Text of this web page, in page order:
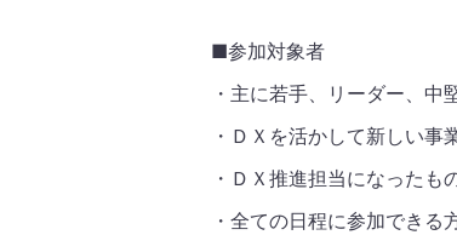
■参加対象者
・主に若手、リーダー、
・ＤＸを活かして新しい事
・ＤＸ推進担当になったも
・全ての日程に参加できる